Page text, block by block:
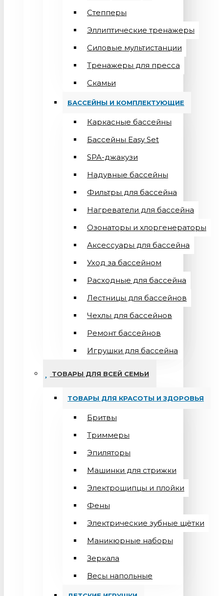
Степперы
Эллиптические тренажеры
Силовые мультистанции
Тренажеры для пресса
Скамьи
БАССЕЙНЫ И КОМПЛЕКТУЮЩИЕ
Каркасные бассейны
Бассейны Easy Set
SPA-джакузи
Надувные бассейны
Фильтры для бассейна
Нагреватели для бассейна
Озонаторы и хлоргенераторы
Аксессуары для бассейна
Уход за бассейном
Расходные для бассейна
Лестницы для бассейнов
Чехлы для бассейнов
Ремонт бассейнов
Игрушки для бассейна
ТОВАРЫ ДЛЯ ВСЕЙ СЕМЬИ
ТОВАРЫ ДЛЯ КРАСОТЫ И ЗДОРОВЬЯ
Бритвы
Триммеры
Эпиляторы
Машинки для стрижки
Электрощипцы и плойки
Фены
Электрические зубные щётки
Маникюрные наборы
Зеркала
Весы напольные